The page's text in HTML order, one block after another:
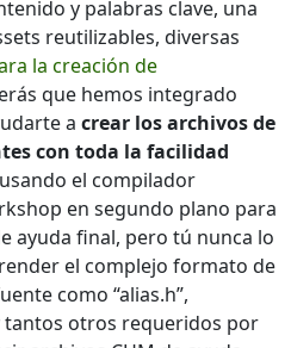
y palabras clave, una
reutilizables, diversas
la creación de
que hemos integrado
a crear los archivos de
con toda la facilidad
el compilador
en segundo plano para
ayuda final, pero tú nunca lo
el complejo formato de
como “alias.h”,
tantos otros requeridos por